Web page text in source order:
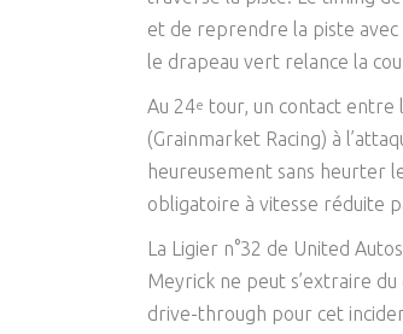
et de reprendre la piste avec
le drapeau vert relance la
Au 24e tour, un contact entre
(Grainmarket Racing) à
heureusement sans heurter
obligatoire à vitesse réduite
La Ligier n°32 de United
Meyrick ne peut s’extraire
drive-through pour cet